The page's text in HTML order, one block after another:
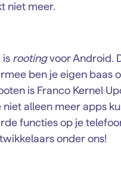
niet meer.
is rootingvoor Android.
ben je eigen baas
is Franco Kernel
alleen meer apps
functies op je
onder ons!